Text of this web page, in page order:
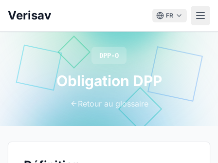
Verisav FR
DPP-O
Obligation DPP
Retour au glossaire